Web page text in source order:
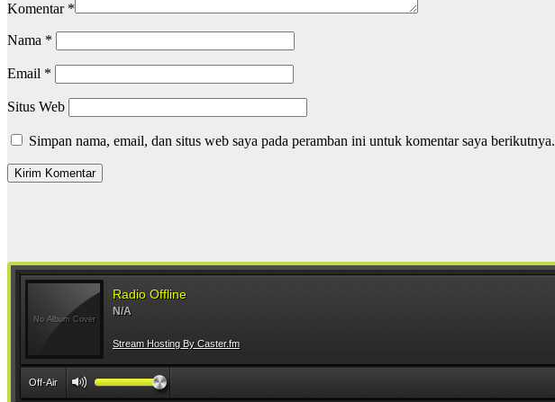
Komentar *
Nama *
Email *
Situs Web
Simpan nama, email, dan situs web saya pada peramban ini untuk komentar saya berikutnya.